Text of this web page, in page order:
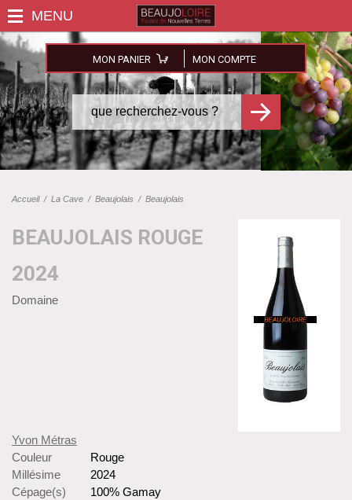
MON PANIER MON COMPTE
Accueil/ La Cave / Beaujolais / Beaujolais
BEAUJOLAIS ROUGE
2024
Domaine
Yvon Métras
Couleur
Rouge
Millésime
2024
Cépage(s)
100% Gamay